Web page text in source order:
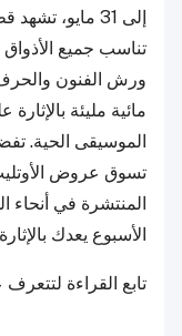
إلى 31 مايو،
تناسب جميع
ورش الفنون والحرف
الموسيقى الحية.
تسوق عروض
المنتشرة في أنحاء
الأسبوع يعدك
تابع القراءة